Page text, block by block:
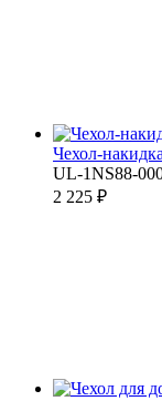
Чехол-
UL-1NS88-
2 225 ₽